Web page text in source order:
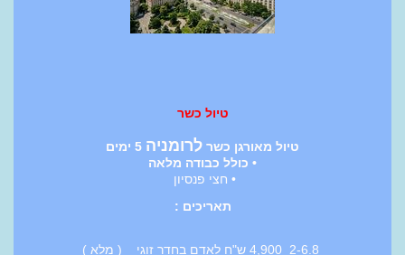
טיול כשר
טיול מאורגן כשר לרומניה 5 ימים
• כולל כבודה מלאה
• חצי פנסיון
תאריכים :